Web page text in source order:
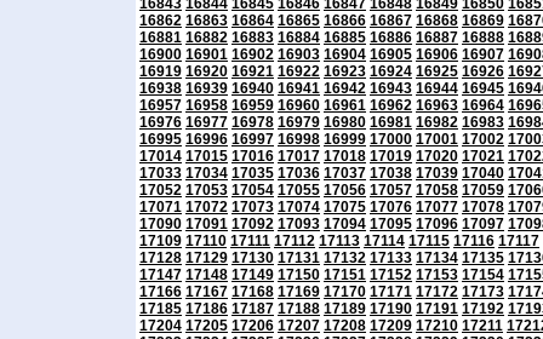
16843 16844 16845 16846 16847 16848 16849 16850
16862 16863 16864 16865 16866 16867 16868 16869
16881 16882 16883 16884 16885 16886 16887 16888
16900 16901 16902 16903 16904 16905 16906 16907
16919 16920 16921 16922 16923 16924 16925 16926
16938 16939 16940 16941 16942 16943 16944 16945
16957 16958 16959 16960 16961 16962 16963 16964
16976 16977 16978 16979 16980 16981 16982 16983
16995 16996 16997 16998 16999 17000 17001 17002
17014 17015 17016 17017 17018 17019 17020 17021
17033 17034 17035 17036 17037 17038 17039 17040
17052 17053 17054 17055 17056 17057 17058 17059
17071 17072 17073 17074 17075 17076 17077 17078
17090 17091 17092 17093 17094 17095 17096 17097
17109 17110 17111 17112 17113 17114 17115 17116 17117
17128 17129 17130 17131 17132 17133 17134 17135
17147 17148 17149 17150 17151 17152 17153 17154
17166 17167 17168 17169 17170 17171 17172 17173
17185 17186 17187 17188 17189 17190 17191 17192
17204 17205 17206 17207 17208 17209 17210 17211